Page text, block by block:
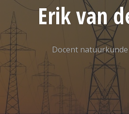
Erik van
Docent